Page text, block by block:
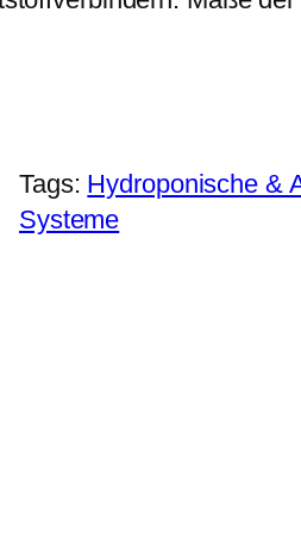
Tags: Hydroponische &
Systeme